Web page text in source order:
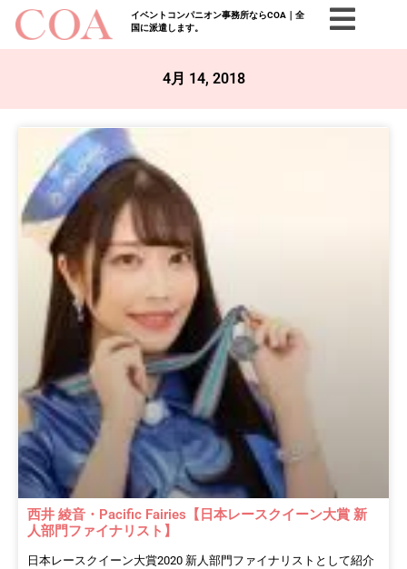
イベントコンパニオン事務所ならCOA｜全
国に派遣します。
4月 14, 2018
西井 綾音・Pacific Fairies【日本レースクイーン大賞 新
人部門ファイナリスト】
日本レースクイーン大賞2020 新人部門ファイナリストとして紹介